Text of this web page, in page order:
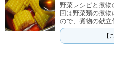
野菜レシピと煮
回は野菜類の煮
ので、煮物の献立
【